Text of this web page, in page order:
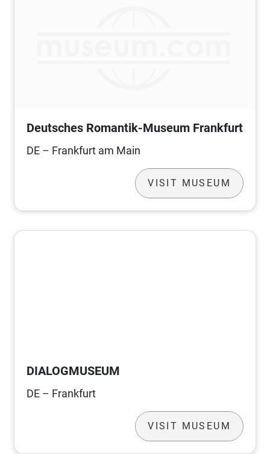
Deutsches Romantik-Museum Frankfurt
DE – Frankfurt am Main
VISIT MUSEUM
DIALOGMUSEUM
DE – Frankfurt
VISIT MUSEUM